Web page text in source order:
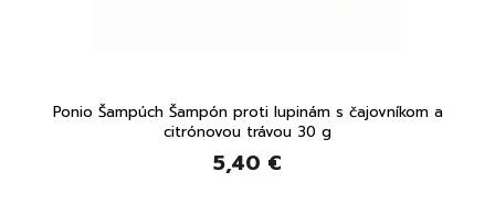
Ponio Šampúch Šampón proti lupinám s čajovníkom a
citrónovou trávou 30 g
5,40 €